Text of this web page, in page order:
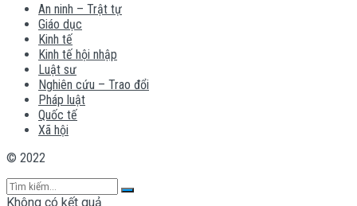
An ninh – Trật tự
Giáo dục
Kinh tế
Kinh tế hội nhập
Luật sư
Nghiên cứu – Trao đổi
Pháp luật
Quốc tế
Xã hội
© 2022
Không có kết quả